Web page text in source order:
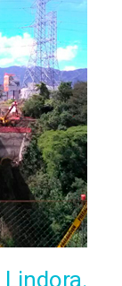
Lindora.